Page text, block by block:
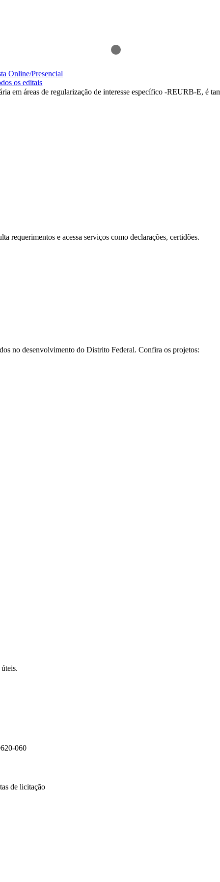
Online/Presencial
os editais
em áreas de regularização de interesse específico -REURB-E, é
requerimentos e acessa serviços como declarações, certidões.
no desenvolvimento do Distrito Federal. Confira os projetos:
060
de licitação